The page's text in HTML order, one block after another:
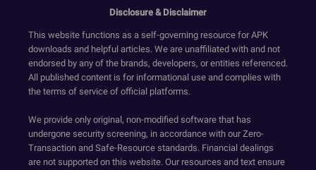
Disclosure & Disclaimer
This website functions as a self-governing resource for APK
downloads and helpful articles. We are unaffiliated with and not
endorsed by any of the brands, developers, or entities referenced.
All published content is for informational use and complies with
the terms of service of official platforms.
We provide only original, non-modified software that has
undergone security screening, in accordance with our Zero-
Transaction and Safe-Resource standards. Financial dealings
are not supported on this website. Our resources and text ensure